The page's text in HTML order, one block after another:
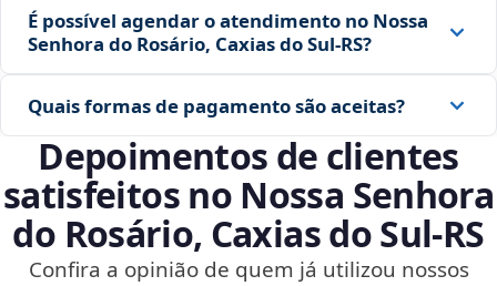
É possível agendar o atendimento no Nossa
Senhora do Rosário, Caxias do Sul‑RS?
Quais formas de pagamento são aceitas?
Depoimentos de clientes
satisfeitos no Nossa Senhora
do Rosário, Caxias do Sul‑RS
Confira a opinião de quem já utilizou nossos